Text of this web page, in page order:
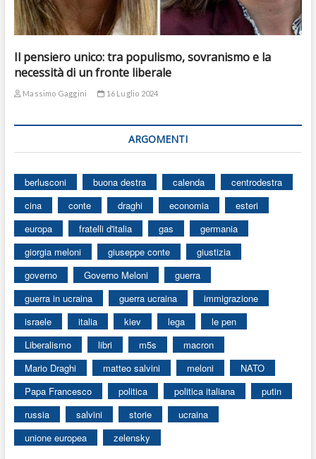
Il pensiero unico: tra populismo, sovranismo e la
necessità di un fronte liberale
Massimo Gaggini 16 Luglio 2024
ARGOMENTI
berlusconi buona destra calenda
centrodestra
cina
conte draghi economia
esteri
europa
fratelli d'italia gas
germania
giorgia meloni
giuseppe conte
giustizia
governo
Governo Meloni
guerra
guerra in ucraina
guerra ucraina
immigrazione
israele
italia kiev lega
le pen
Liberalismo
libri m5s
macron
Mario Draghi
matteo salvini meloni
NATO
Papa Francesco
politica politica italiana
putin
russia
salvini storie
ucraina
unione europea
zelensky